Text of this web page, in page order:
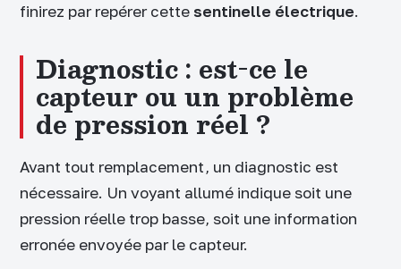
finirez par repérer cettesentinelle électrique.
Diagnostic : est-ce le
capteur ou un problème
de pression réel ?
Avant tout remplacement, un diagnostic est
nécessaire. Un voyant allumé indique soit une
pression réelle trop basse, soit une information
erronée envoyée par le capteur.